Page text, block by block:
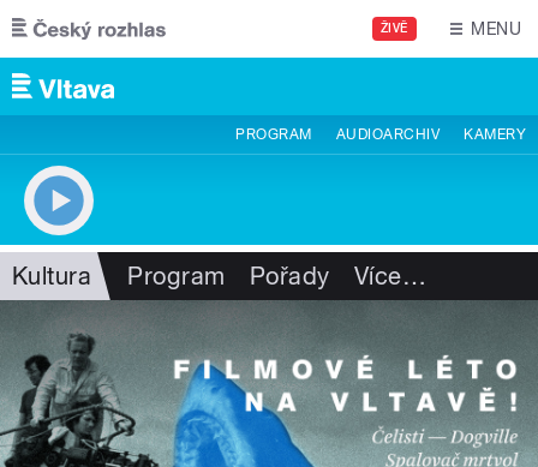
Přejít k hlavnímu obsahu
ŽIVĚ MENU
PROGRAM AUDIOARCHIV KAMERY
Kultura Program Pořady Více…